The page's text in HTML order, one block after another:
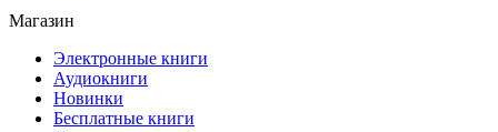
Магазин
Электронные книги
Аудиокниги
Новинки
Бесплатные книги